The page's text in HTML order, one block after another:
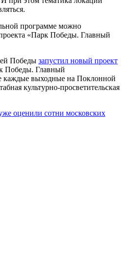
программе можно
«Парк Победы. Главный
Победы запустил новый проект
Победы. Главный
каждые выходные на Поклонной
культурно-просветительская
оценили сотни московских